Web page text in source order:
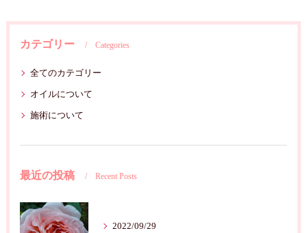
カテゴリー Categories
全てのカテゴリー
オイルについて
施術について
最近の投稿 Recent Posts
2022/09/29